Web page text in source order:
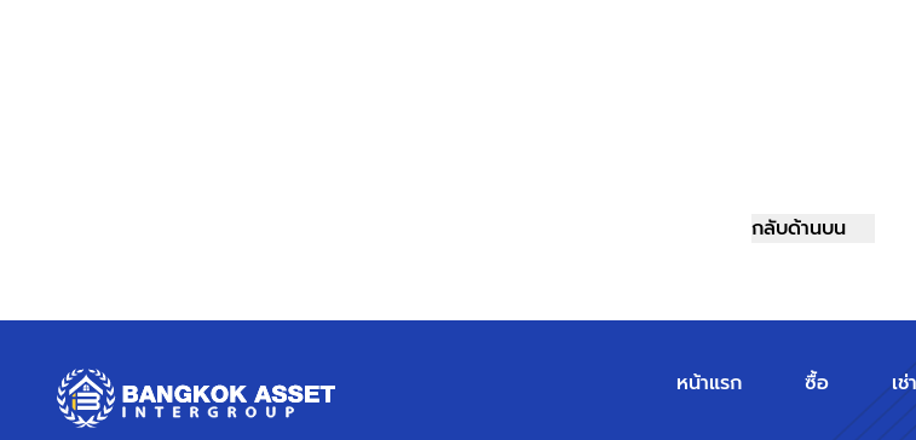
กลับด้านบน
หน้าแรก ซื้อ เช่า